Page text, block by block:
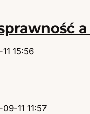
15:56
11 11:57